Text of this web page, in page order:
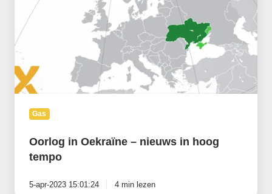
nieuws
hoog
tempo
Gas
Oorlog in Oekraïne – nieuws in hoog
tempo
5-apr-2023 15:01:24 4 min lezen